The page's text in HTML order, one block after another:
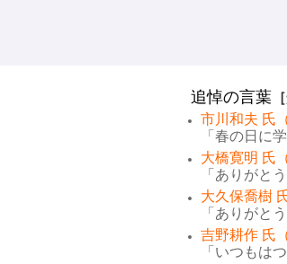
追悼の言葉 ［
市川和夫 氏
「春の日に
大橋寛明 氏
「ありがと
大久保喬樹
「ありがと
吉野耕作 氏
「いつもは